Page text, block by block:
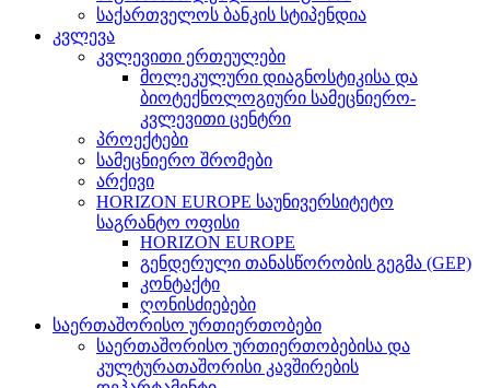
საქართველოს ბანკის სტიპენდია
კვლევა
კვლევითი ერთეულები
მოლეკულური დიაგნოსტიკისა და
ბიოტექნოლოგიური სამეცნიერო-
კვლევითი ცენტრი
პროექტები
სამეცნიერო შრომები
არქივი
HORIZON EUROPE საუნივერსიტეტო
საგრანტო ოფისი
HORIZON EUROPE
გენდერული თანასწორობის გეგმა (GEP)
კონტაქტი
ღონისძიებები
საერთაშორისო ურთიერთობები
საერთაშორისო ურთიერთობებისა და
კულტურათაშორისი კავშირების